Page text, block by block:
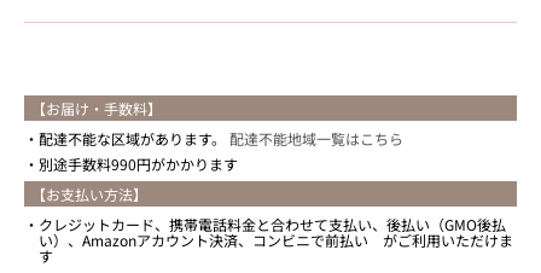
【お届け・手数料】
配達不能な区域があります。 配達不能地域一覧はこちら
別途手数料990円がかかります
【お支払い方法】
クレジットカード、携帯電話料金と合わせて支払い、後払い（GMO後払
い）、Amazonアカウント決済、コンビニで前払い がご利用いただけま
す